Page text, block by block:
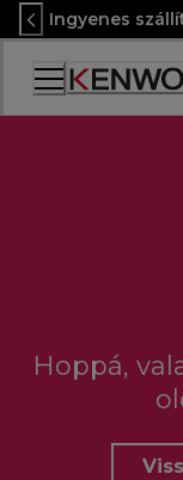
Skip
to
Content
Ingyenes
Accessibility
Statement
Hoppá,